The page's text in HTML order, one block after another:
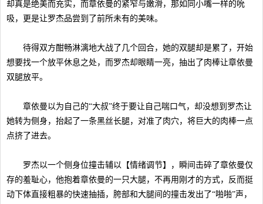
却真是绝美而充实，而章依曼的紧窄与嫩滑，那如同小嘴一样的吮
吸，更是让罗杰品尝到了前所未有的美味。
待得双方酣畅淋漓地大战了几个回合，她的双腿却是累了，开始
想要找一个放平休息之处，而罗杰却眼睛一亮，抽出了肉棒让章依曼
双腿放平。
章依曼以为自己的“大叔”终于要让自己喘口气，却没想到罗杰让
她转为侧身，抬起了一条黑丝长腿，对准了肉穴，将巨大的肉棒一点
点挤了进去。
罗杰以一个侧身位撞击辅以【情绪调节】，瞬间击碎了章依曼仅
存的羞耻心，他抱着章依曼的一只大腿，不再用刚才的方式，反而挺
动下体直接粗暴的快速抽插，胯部和大腿间的撞击发出了“啪啪”声，